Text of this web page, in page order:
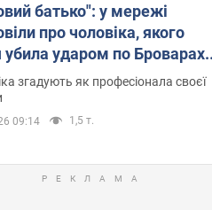
батько": у мережі
про чоловіка, якого
убила ударом по Броварах.
згадують як професіонала своєї
09:14 1,5 т.